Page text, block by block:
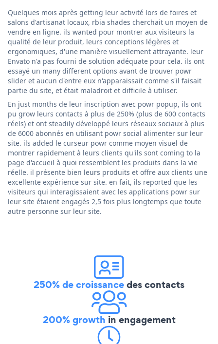
Quelques mois après getting leur activité lors de foires et
salons d'artisanat locaux, rbia shades cherchait un moyen de
vendre en ligne. ils wanted pour montrer aux visiteurs la
qualité de leur produit, leurs conceptions légères et
ergonomiques, d'une manière visuellement attrayante. leur
Envato n'a pas fourni de solution adéquate pour cela. ils ont
essayé un many different options avant de trouver powr
slider et aucun d'entre eux n'apparaissait comme s'il faisait
partie du site, et était maladroit et difficile à utiliser.
En just months de leur inscription avec powr popup, ils ont
pu grow leurs contacts à plus de 250% (plus de 600 contacts
réels) et ont steadily développé leurs réseaux sociaux à plus
de 6000 abonnés en utilisant powr social alimenter sur leur
site. ils added le curseur powr comme moyen visuel de
montrer rapidement à leurs clients qu'ils sont coming to la
page d'accueil à quoi ressemblent les produits dans la vie
réelle. il présente bien leurs produits et offre aux clients une
excellente expérience sur site. en fait, ils reported que les
visiteurs qui interagissaient avec les applications powr sur
leur site étaient engagés 2,5 fois plus longtemps que toute
autre personne sur leur site.
250% de croissancedes contacts
200% growth in engagement